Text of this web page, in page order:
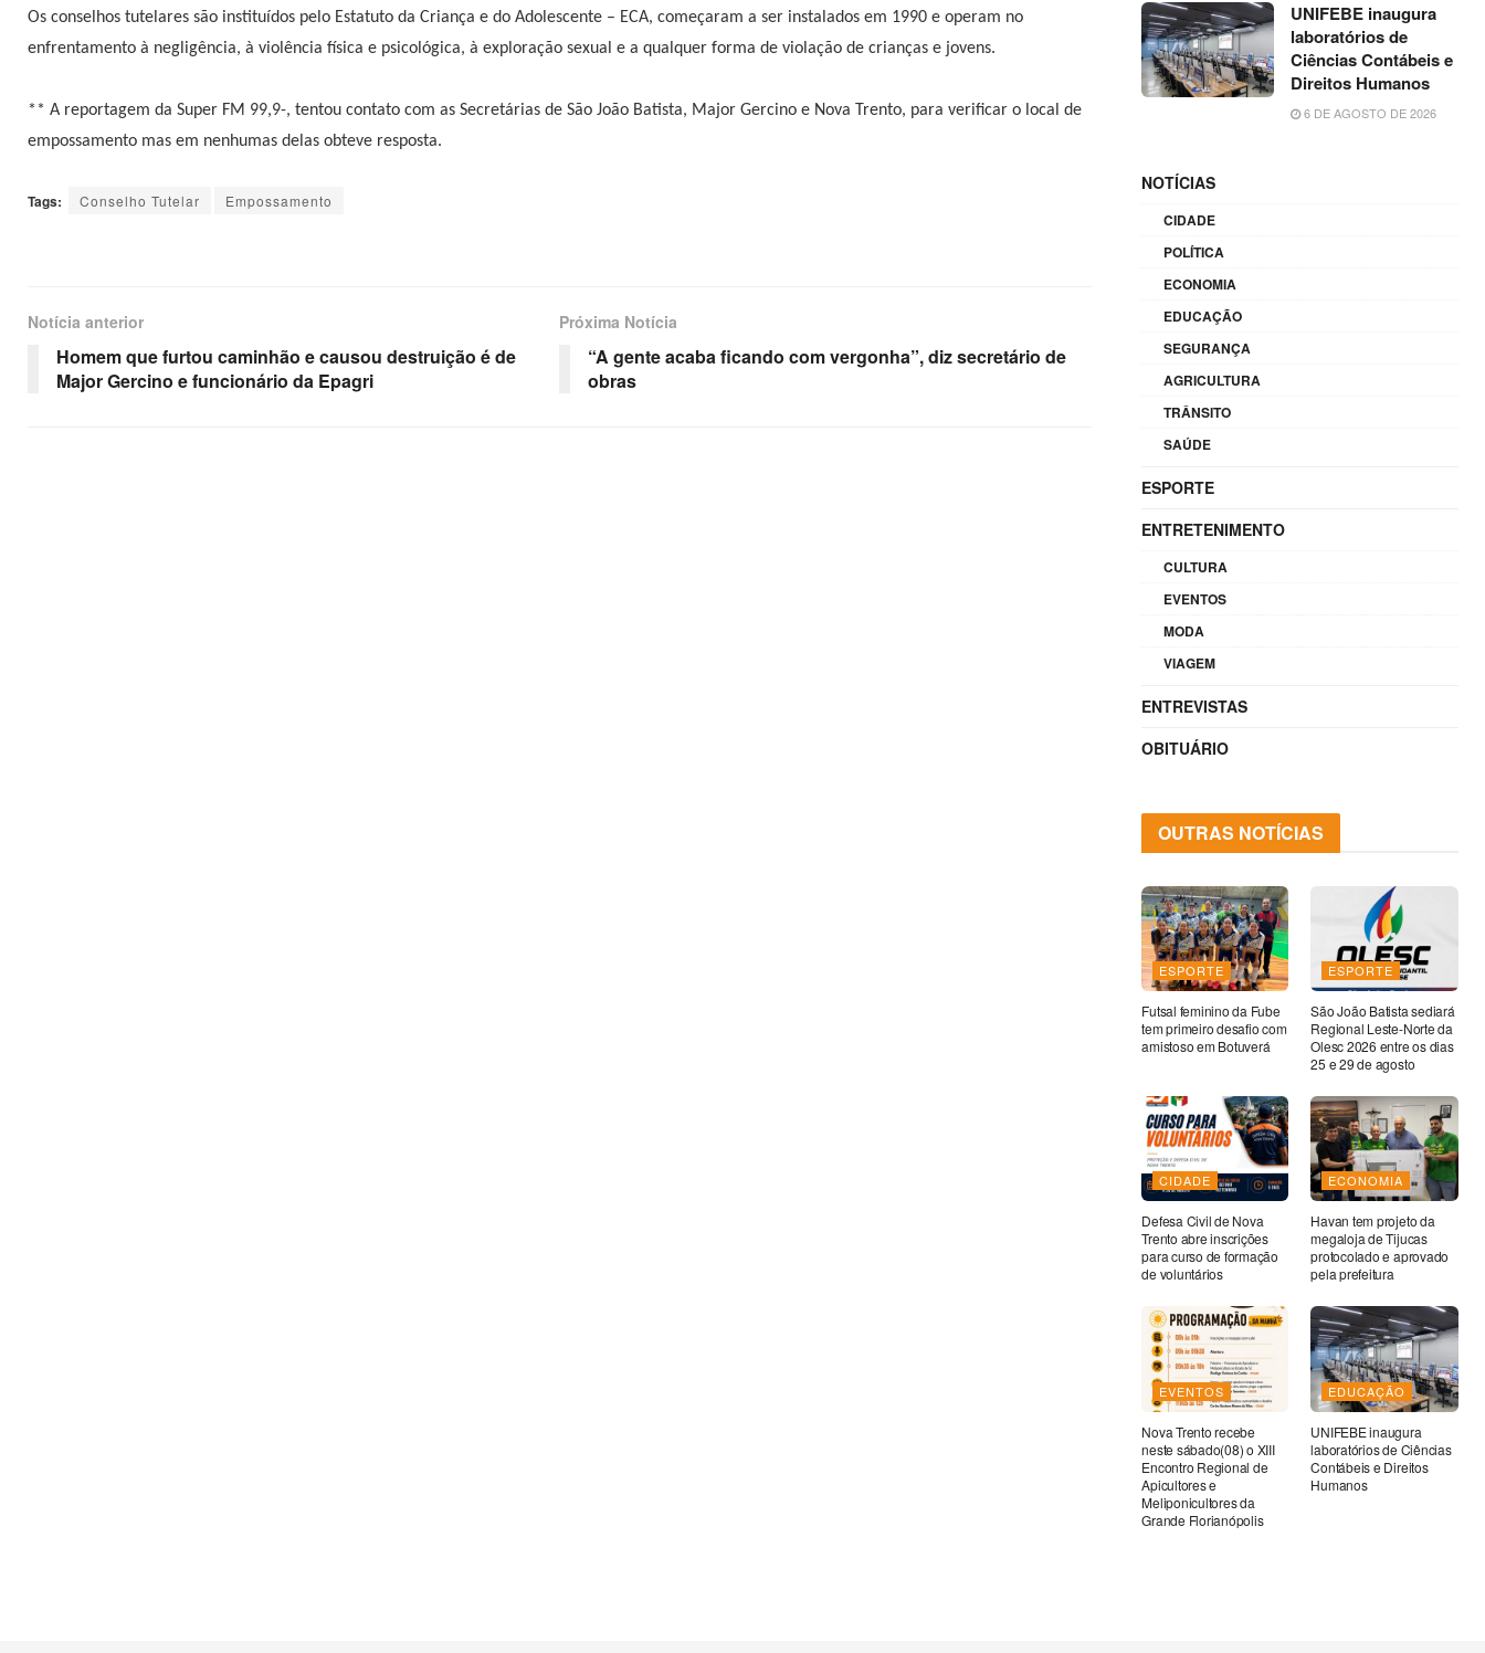
Os conselhos tutelares são instituídos pelo Estatuto da Criança e do Adolescente – ECA, começaram a ser instalados em 1990 e operam no
enfrentamento à negligência, à violência física e psicológica, à exploração sexual e a qualquer forma de violação de crianças e jovens.
** A reportagem da Super FM 99,9-, tentou contato com as Secretárias de São João Batista, Major Gercino e Nova Trento, para verificar o local de
empossamento mas em nenhumas delas obteve resposta.
Tags: Conselho Tutelar Empossamento
Notícia anterior
Homem que furtou caminhão e causou destruição é de
Major Gercino e funcionário da Epagri
Próxima Notícia
“A gente acaba ficando com vergonha”, diz secretário de
obras
UNIFEBE inaugura
laboratórios de
Ciências Contábeis e
Direitos Humanos
6 DE AGOSTO DE 2026
NOTÍCIAS
CIDADE
POLÍTICA
ECONOMIA
EDUCAÇÃO
SEGURANÇA
AGRICULTURA
TRÂNSITO
SAÚDE
ESPORTE
ENTRETENIMENTO
CULTURA
EVENTOS
MODA
VIAGEM
ENTREVISTAS
OBITUÁRIO
OUTRAS NOTÍCIAS
ESPORTE
Futsal feminino da Fube
tem primeiro desafio com
amistoso em Botuverá
ESPORTE
São João Batista sediará
Regional Leste-Norte da
Olesc 2026 entre os dias
25 e 29 de agosto
CIDADE
Defesa Civil de Nova
Trento abre inscrições
para curso de formação
de voluntários
ECONOMIA
Havan tem projeto da
megaloja de Tijucas
protocolado e aprovado
pela prefeitura
EVENTOS
Nova Trento recebe
neste sábado(08) o XIII
Encontro Regional de
Apicultores e
Meliponicultores da
Grande Florianópolis
EDUCAÇÃO
UNIFEBE inaugura
laboratórios de Ciências
Contábeis e Direitos
Humanos